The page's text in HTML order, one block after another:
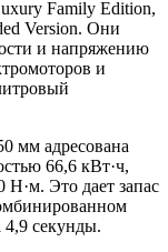
Family Edition,
Version. Они
и напряжению
и
мм адресована
66,6 кВт·ч,
Н·м. Это дает запас
4,9 секунды.